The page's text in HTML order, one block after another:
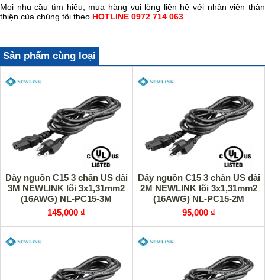
Mọi nhu cầu tìm hiểu, mua hàng vui lòng liên hệ với nhân viên thân
thiện của chúng tôi theo HOTLINE 0972 714 063
Sản phẩm cùng loại
Dây nguồn C15 3 chân US dài
3M NEWLINK lõi 3x1,31mm2
(16AWG) NL-PC15-3M
145,000 ₫
Dây nguồn C15 3 chân US dài
2M NEWLINK lõi 3x1,31mm2
(16AWG) NL-PC15-2M
95,000 ₫